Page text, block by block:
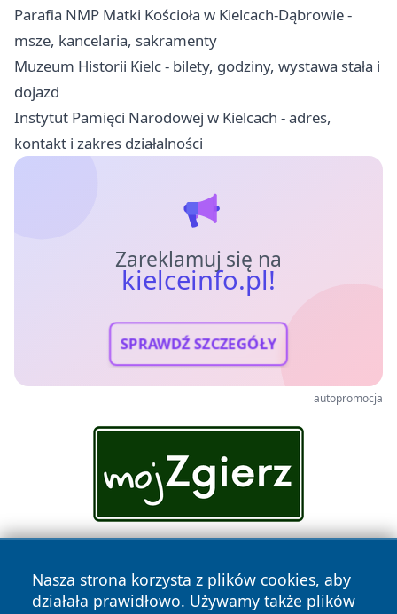
Parafia NMP Matki Kościoła w Kielcach-Dąbrowie -
msze, kancelaria, sakramenty
Muzeum Historii Kielc - bilety, godziny, wystawa stała i
dojazd
Instytut Pamięci Narodowej w Kielcach - adres,
kontakt i zakres działalności
Zareklamuj się na
kielceinfo.pl!
SPRAWDŹ SZCZEGÓŁY
autopromocja
Nasza strona korzysta z plików cookies, aby
działała prawidłowo. Używamy także plików